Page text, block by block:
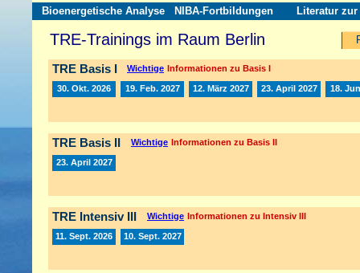
Bioenergetische Analyse NIBA-Fortbildungen Literatur zur
TRE-Trainings im Raum Berlin
TRE Basis I Wichtige Informationen zu Basis I
30. Okt. 2026 19. Feb. 2027 12. März 2027 23. April 2027 18.
TRE Basis II Wichtige Informationen zu Basis II
23. April 2027
TRE Intensiv III Wichtige Informationen zu Intensiv III
11. Sept. 2026 10. Sept. 2027